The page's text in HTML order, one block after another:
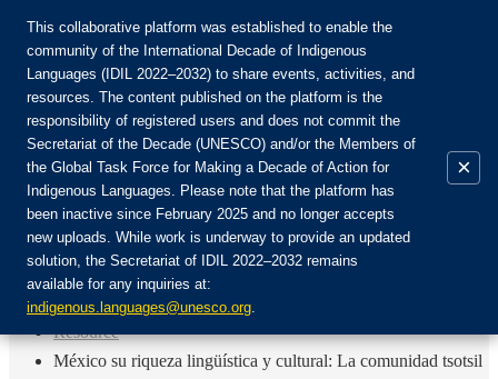
Join the Community:
Login
EN
FR
ES
RU
Home
Resource
México su riqueza lingüística y cultural: La comunidad tsotsil
This collaborative platform was established to enable the
community of the International Decade of Indigenous
Languages (IDIL 2022–2032) to share events, activities, and
resources. The content published on the platform is the
responsibility of registered users and does not commit the
Secretariat of the Decade (UNESCO) and/or the Members of
the Global Task Force for Making a Decade of Action for
Indigenous Languages. Please note that the platform has
been inactive since February 2025 and no longer accepts
new uploads. While work is underway to provide an updated
solution, the Secretariat of IDIL 2022–2032 remains
available for any inquiries at:
indigenous.languages@unesco.org.
×